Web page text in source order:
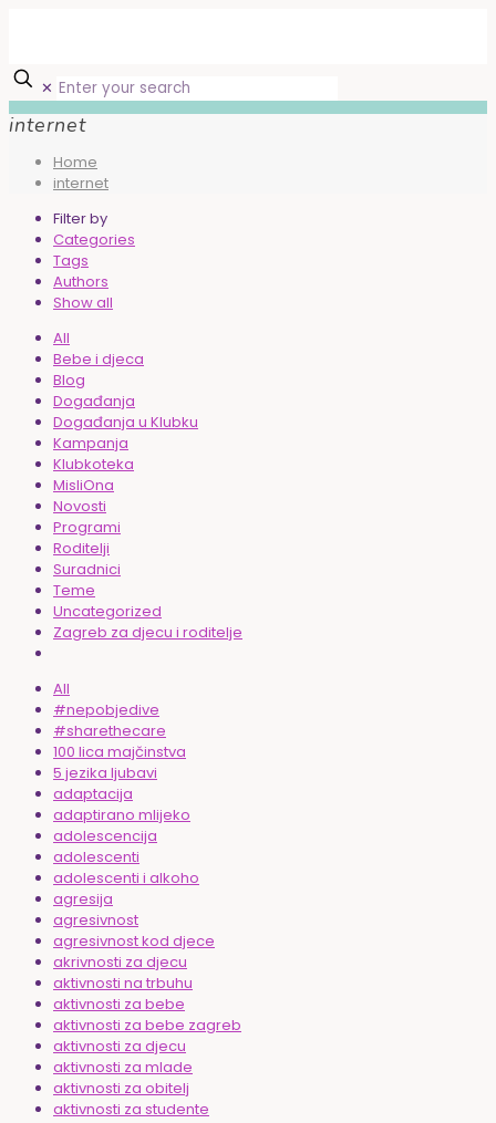
✕
internet
Home
internet
Filter by
Categories
Tags
Authors
Show all
All
Bebe i djeca
Blog
Događanja
Događanja u Klubku
Kampanja
Klubkoteka
MisliOna
Novosti
Programi
Roditelji
Suradnici
Teme
Uncategorized
Zagreb za djecu i roditelje
All
#nepobjedive
#sharethecare
100 lica majčinstva
5 jezika ljubavi
adaptacija
adaptirano mlijeko
adolescencija
adolescenti
adolescenti i alkoho
agresija
agresivnost
agresivnost kod djece
akrivnosti za djecu
aktivnosti na trbuhu
aktivnosti za bebe
aktivnosti za bebe zagreb
aktivnosti za djecu
aktivnosti za mlade
aktivnosti za obitelj
aktivnosti za studente